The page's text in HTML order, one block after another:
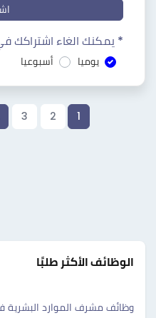
* يمكنك الغاء اشتراكك
يوميا أسبوعيا
1
2
3
الوظائف الأكثر طلبًا
وظائف مشرف الموارد